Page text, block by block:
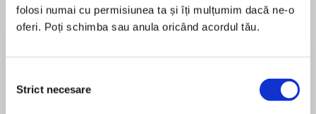
folosi numai cu permisiunea ta și îți mulțumim dacă ne-o
oferi. Poți schimba sau anula oricând acordul tău.
consimțământului
Strict necesare